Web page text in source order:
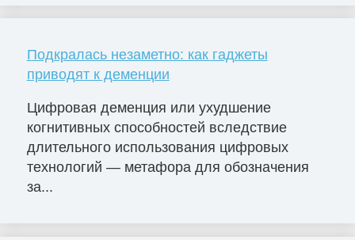
Подкралась незаметно: как гаджеты
приводят к деменции
Цифровая деменция или ухудшение
когнитивных способностей вследствие
длительного использования цифровых
технологий — метафора для обозначения
за...